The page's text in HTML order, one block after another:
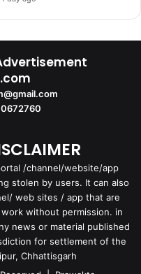
/channel/website/app
stolen by users. It can also
web sites / app that are
without permission. in
news or material published
for settlement of the
Chhattisgarh